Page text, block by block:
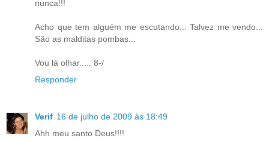
nunca!!!
Acho que tem alguém me escutando... Talvez me vendo...
São as malditas pombas...
Vou lá olhar..... 8-/
Responder
Verif 16 de julho de 2009 às 18:49
Ahh meu santo Deus!!!!